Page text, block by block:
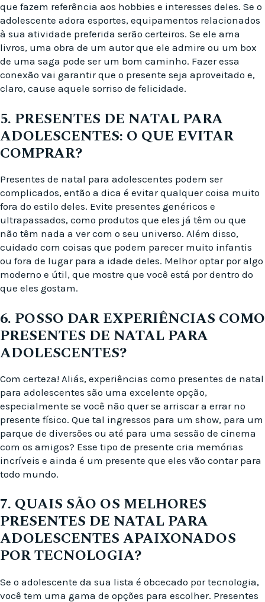
que fazem referência aos hobbies e interesses deles. Se o
adolescente adora esportes, equipamentos relacionados
à sua atividade preferida serão certeiros. Se ele ama
livros, uma obra de um autor que ele admire ou um box
de uma saga pode ser um bom caminho. Fazer essa
conexão vai garantir que o presente seja aproveitado e,
claro, cause aquele sorriso de felicidade.
5. PRESENTES DE NATAL PARA
ADOLESCENTES: O QUE EVITAR
COMPRAR?
Presentes de natal para adolescentes podem ser
complicados, então a dica é evitar qualquer coisa muito
fora do estilo deles. Evite presentes genéricos e
ultrapassados, como produtos que eles já têm ou que
não têm nada a ver com o seu universo. Além disso,
cuidado com coisas que podem parecer muito infantis
ou fora de lugar para a idade deles. Melhor optar por algo
moderno e útil, que mostre que você está por dentro do
que eles gostam.
6. POSSO DAR EXPERIÊNCIAS COMO
PRESENTES DE NATAL PARA
ADOLESCENTES?
Com certeza! Aliás, experiências como presentes de natal
para adolescentes são uma excelente opção,
especialmente se você não quer se arriscar a errar no
presente físico. Que tal ingressos para um show, para um
parque de diversões ou até para uma sessão de cinema
com os amigos? Esse tipo de presente cria memórias
incríveis e ainda é um presente que eles vão contar para
todo mundo.
7. QUAIS SÃO OS MELHORES
PRESENTES DE NATAL PARA
ADOLESCENTES APAIXONADOS
POR TECNOLOGIA?
Se o adolescente da sua lista é obcecado por tecnologia,
você tem uma gama de opções para escolher. Presentes